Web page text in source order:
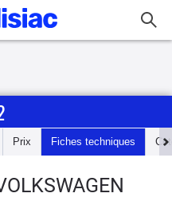
Prix Fiches techniques